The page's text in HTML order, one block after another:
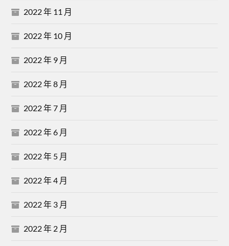
2022 年 11 月
2022 年 10 月
2022 年 9 月
2022 年 8 月
2022 年 7 月
2022 年 6 月
2022 年 5 月
2022 年 4 月
2022 年 3 月
2022 年 2 月